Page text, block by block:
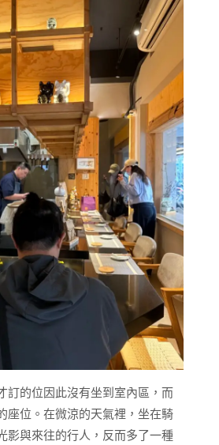
訂的位因此沒有坐到室內區，而
座位。在微涼的天氣裡，坐在騎
影與來往的行人，反而多了一種